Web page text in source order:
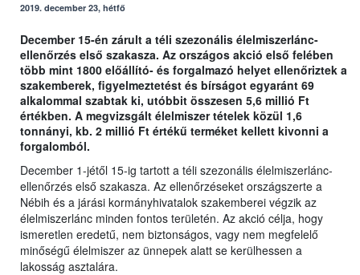
2019. december 23, hétfő
December 15-én zárult a téli szezonális élelmiszerlánc-
ellenőrzés első szakasza. Az országos akció első felében
több mint 1800 előállító- és forgalmazó helyet ellenőriztek a
szakemberek, figyelmeztetést és bírságot egyaránt 69
alkalommal szabtak ki, utóbbit összesen 5,6 millió Ft
értékben. A megvizsgált élelmiszer tételek közül 1,6
tonnányi, kb. 2 millió Ft értékű terméket kellett kivonni a
forgalomból.
December 1-jétől 15-ig tartott a téli szezonális élelmiszerlánc-
ellenőrzés első szakasza. Az ellenőrzéseket országszerte a
Nébih és a járási kormányhivatalok szakemberei végzik az
élelmiszerlánc minden fontos területén. Az akció célja, hogy
ismeretlen eredetű, nem biztonságos, vagy nem megfelelő
minőségű élelmiszer az ünnepek alatt se kerülhessen a
lakosság asztalára.